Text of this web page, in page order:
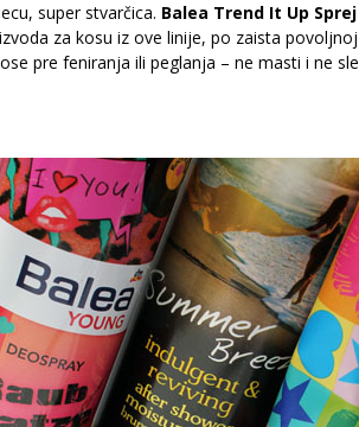
super stvarčica. Balea Trend It Up
za kosu iz ove linije, po zaista
pre feniranja ili peglanja – ne masti i ne